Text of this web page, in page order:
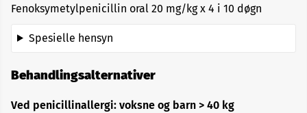
Fenoksymetylpenicillin oral 20 mg/kg x 4 i 10 døgn
Spesielle hensyn
Behandlingsalternativer
Ved penicillinallergi: voksne og barn > 40 kg